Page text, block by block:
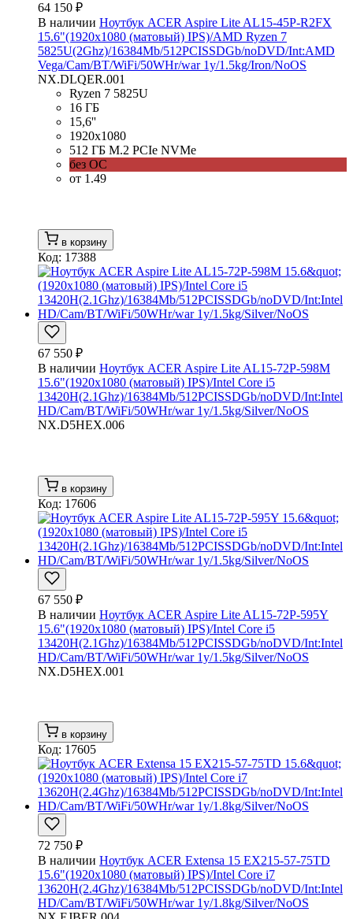
64 150 ₽
В наличии Ноутбук ACER Aspire Lite AL15-45P-R2FX
15.6"(1920x1080 (матовый) IPS)/AMD Ryzen 7
5825U(2Ghz)/16384Mb/512PCISSDGb/noDVD/Int:AMD
Vega/Cam/BT/WiFi/50WHr/war 1y/1.5kg/Iron/NoOS
NX.DLQER.001
Ryzen 7 5825U
16 ГБ
15,6''
1920x1080
512 ГБ M.2 PCIe NVMe
без ОС
от 1.49
в корзину
Код: 17388
67 550 ₽
В наличии Ноутбук ACER Aspire Lite AL15-72P-598M
15.6"(1920x1080 (матовый) IPS)/Intel Core i5
13420H(2.1Ghz)/16384Mb/512PCISSDGb/noDVD/Int:Intel
HD/Cam/BT/WiFi/50WHr/war 1y/1.5kg/Silver/NoOS
NX.D5HEX.006
в корзину
Код: 17606
67 550 ₽
В наличии Ноутбук ACER Aspire Lite AL15-72P-595Y
15.6"(1920x1080 (матовый) IPS)/Intel Core i5
13420H(2.1Ghz)/16384Mb/512PCISSDGb/noDVD/Int:Intel
HD/Cam/BT/WiFi/50WHr/war 1y/1.5kg/Silver/NoOS
NX.D5HEX.001
в корзину
Код: 17605
72 750 ₽
В наличии Ноутбук ACER Extensa 15 EX215-57-75TD
15.6"(1920x1080 (матовый) IPS)/Intel Core i7
13620H(2.4Ghz)/16384Mb/512PCISSDGb/noDVD/Int:Intel
HD/Cam/BT/WiFi/50WHr/war 1y/1.8kg/Silver/NoOS